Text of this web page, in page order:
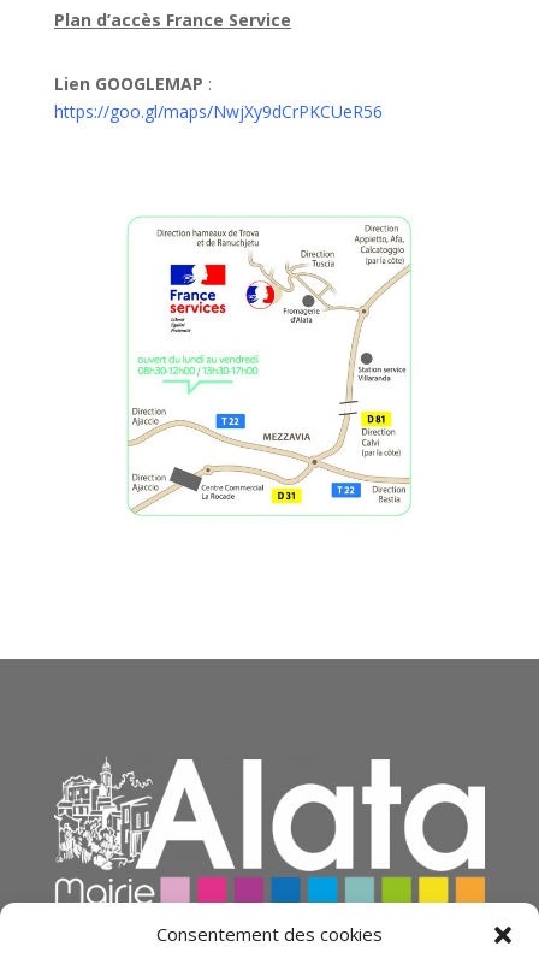
Consentement des cookies
Plan d’accès France Service
Lien GOOGLEMAP :
https://goo.gl/maps/NwjXy9dCrPKCUeR56